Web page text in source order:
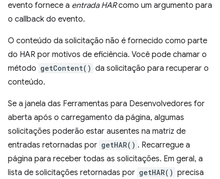
evento fornece a entrada HARcomo um argumento para
o callback do evento.
O conteúdo da solicitação não é fornecido como parte
do HAR por motivos de eficiência. Você pode chamar o
método getContent() da solicitação para recuperar o
conteúdo.
Se a janela das Ferramentas para Desenvolvedores for
aberta após o carregamento da página, algumas
solicitações poderão estar ausentes na matriz de
entradas retornadas por getHAR() . Recarregue a
página para receber todas as solicitações. Em geral, a
lista de solicitações retornadas por getHAR() precisa